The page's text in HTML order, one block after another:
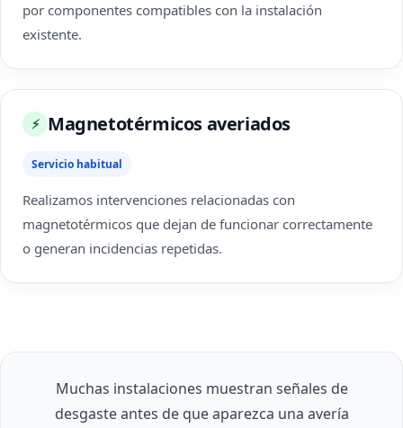
por componentes compatibles con la instalación
existente.
⚡ Magnetotérmicos averiados
Servicio habitual
Realizamos intervenciones relacionadas con
magnetotérmicos que dejan de funcionar correctamente
o generan incidencias repetidas.
Muchas instalaciones muestran señales de
desgaste antes de que aparezca una avería